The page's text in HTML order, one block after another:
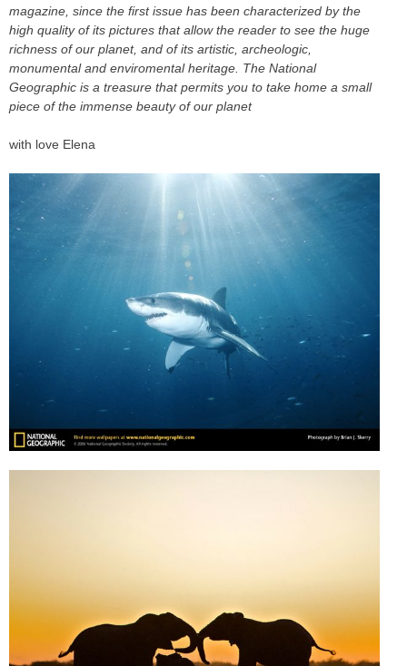
magazine, since the first issue has been characterized by the
high quality of its pictures that allow the reader to see the huge
richness of our planet, and of its artistic, archeologic,
monumental and enviromental heritage. The National
Geographic is a treasure that permits you to take home a small
piece of the immense beauty of our planet
with love Elena